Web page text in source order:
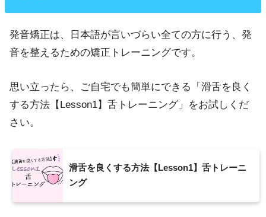
発音矯正は、日本語が言いづらい全ての方に行う、発
音を整えるための矯正トレーニングです。
思い立ったら、ご自宅でも簡単にできる「滑舌を良く
する方法【Lesson1】舌トレーニング」をお試しくだ
さい。
滑舌を良くする方法【Lesson1】舌トレーニ
ング